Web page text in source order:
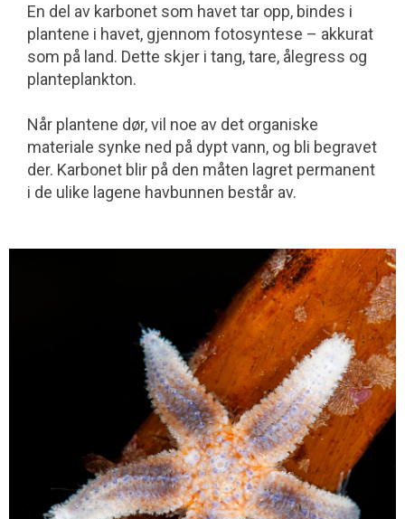
En del av karbonet som havet tar opp, bindes i
plantene i havet, gjennom foto­syntese – akkurat
som på land. Dette skjer i tang, tare, ålegress og
planteplankton.
Når plantene dør, vil noe av det organiske
materiale synke ned på dypt vann, og bli begravet
der. Karbonet blir på den måten lagret permanent
i de ulike lagene hav­bunnen består av.